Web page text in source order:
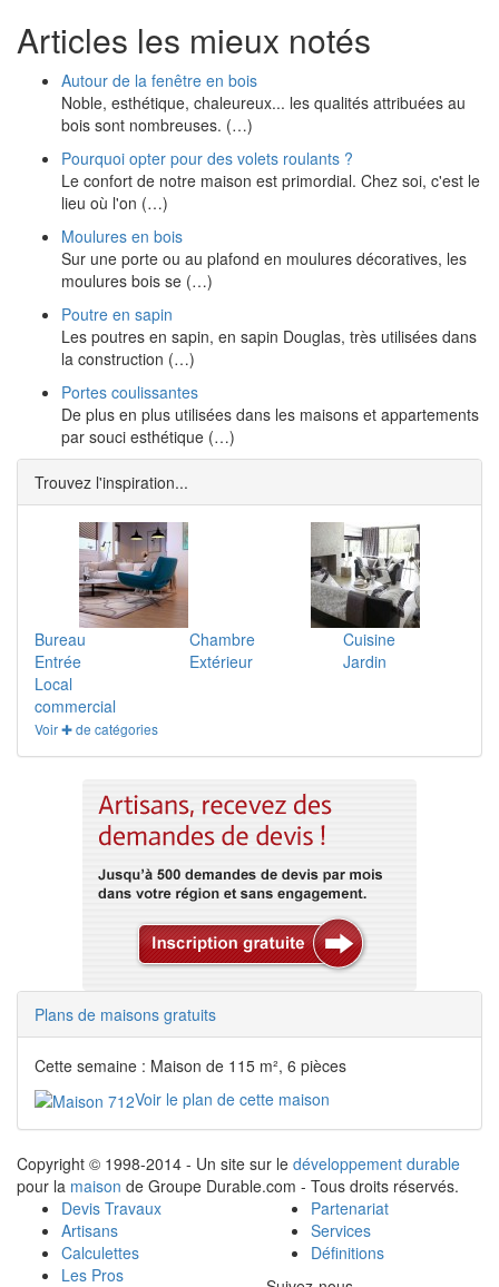
Articles les mieux notés
Autour de la fenêtre en bois
Noble, esthétique, chaleureux... les qualités attribuées au
bois sont nombreuses. (…)
Pourquoi opter pour des volets roulants ?
Le confort de notre maison est primordial. Chez soi, c'est le
lieu où l'on (…)
Moulures en bois
Sur une porte ou au plafond en moulures décoratives, les
moulures bois se (…)
Poutre en sapin
Les poutres en sapin, en sapin Douglas, très utilisées dans
la construction (…)
Portes coulissantes
De plus en plus utilisées dans les maisons et appartements
par souci esthétique (…)
Trouvez l'inspiration...
Bureau Chambre
Cuisine
Entrée
Extérieur
Jardin
Local
commercial
Voir ✚ de catégories
Plans de maisons gratuits
Cette semaine : Maison de 115 m², 6 pièces
Voir le plan de cette maison
Copyright © 1998-2014 - Un site sur le développement durable
pour la maison de Groupe Durable.com - Tous droits réservés.
Devis Travaux
Artisans
Calculettes
Les Pros
Partenariat
Services
Définitions